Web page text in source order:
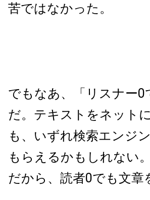
苦ではなかった。
でもなあ、「リスナー
だ。テキストをネット
も、いずれ検索エンジ
もらえるかもしれない
だから、読者0でも文